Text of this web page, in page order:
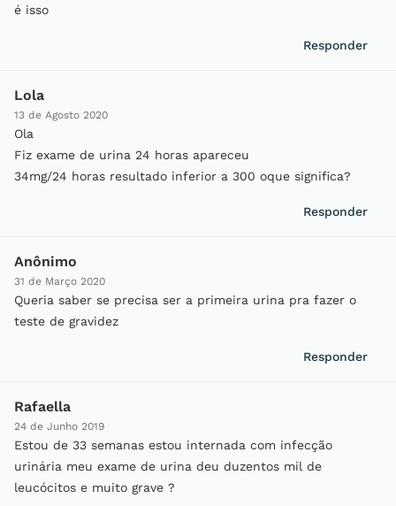
é isso
Responder
Lola
13 de Agosto 2020
Ola
Fiz exame de urina 24 horas apareceu
34mg/24 horas resultado inferior a 300 oque significa?
Responder
Anônimo
31 de Março 2020
Queria saber se precisa ser a primeira urina pra fazer o
teste de gravidez
Responder
Rafaella
24 de Junho 2019
Estou de 33 semanas estou internada com infecção
urinária meu exame de urina deu duzentos mil de
leucócitos e muito grave ?